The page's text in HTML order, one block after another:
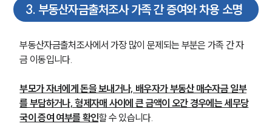
3. 부동산자금출처조사 가족 간 증여와 차용 소명
부동산자금출처조사에서 가장 많이 문제되는 부분은 가족 간 자
금 이동입니다.
부모가 자녀에게 돈을 보내거나, 배우자가 부동산 매수자금 일부
를 부담하거나, 형제자매 사이에 큰 금액이 오간 경우에는 세무당
국이 증여 여부를 확인할 수 있습니다.